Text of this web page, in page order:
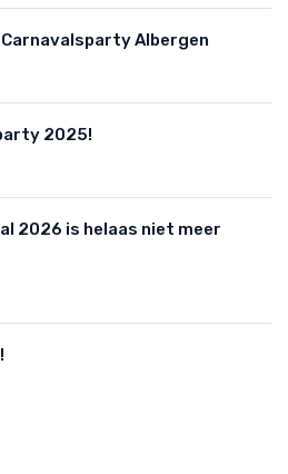
Albergen
2025!
2026 is helaas niet meer